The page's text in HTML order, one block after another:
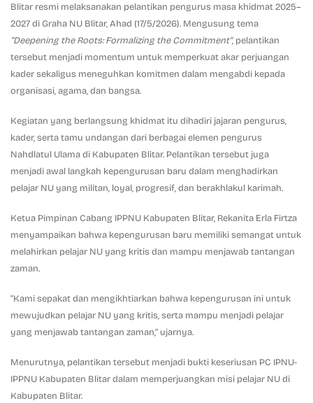
Blitar resmi melaksanakan pelantikan pengurus masa khidmat 2025–
2027 di Graha NU Blitar, Ahad (17/5/2026). Mengusung tema
“Deepening the Roots: Formalizing the Commitment”, pelantikan
tersebut menjadi momentum untuk memperkuat akar perjuangan
kader sekaligus meneguhkan komitmen dalam mengabdi kepada
organisasi, agama, dan bangsa.
Kegiatan yang berlangsung khidmat itu dihadiri jajaran pengurus,
kader, serta tamu undangan dari berbagai elemen pengurus
Nahdlatul Ulama di Kabupaten Blitar. Pelantikan tersebut juga
menjadi awal langkah kepengurusan baru dalam menghadirkan
pelajar NU yang militan, loyal, progresif, dan berakhlakul karimah.
Ketua Pimpinan Cabang IPPNU Kabupaten Blitar, Rekanita Erla Firtza
menyampaikan bahwa kepengurusan baru memiliki semangat untuk
melahirkan pelajar NU yang kritis dan mampu menjawab tantangan
zaman.
“Kami sepakat dan mengikhtiarkan bahwa kepengurusan ini untuk
mewujudkan pelajar NU yang kritis, serta mampu menjadi pelajar
yang menjawab tantangan zaman,” ujarnya.
Menurutnya, pelantikan tersebut menjadi bukti keseriusan PC IPNU-
IPPNU Kabupaten Blitar dalam memperjuangkan misi pelajar NU di
Kabupaten Blitar.